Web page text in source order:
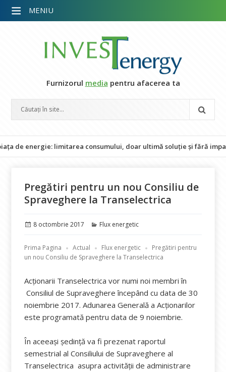
Furnizorul media pentru afacerea ta
energie: limitarea consumului, doar ultimă soluție și fără impact
Pregătiri pentru un nou Consiliu de
Spraveghere la Transelectrica
Publicat
8 octombrie 2017 Categorii
Flux energetic
Prima Pagina Actual Flux energetic
Pregătiri pentru
un nou Consiliu de Spraveghere la Transelectrica
Acționarii Transelectrica vor numi noi membri în
Consiliul de Supraveghere începând cu data de 30
noiembrie 2017. Adunarea Generală a Acționarilor
este programată pentru data de 9 noiembrie.
În aceeași ședință va fi prezenat raportul
semestrial al Consiliului de Supraveghere al
Transelectrica asupra activităţii de administrare
MENIU